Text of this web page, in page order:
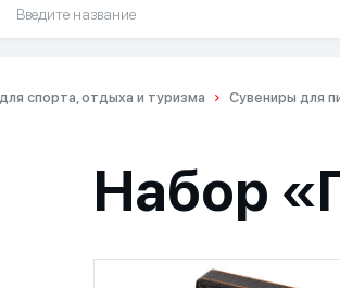
спорта, отдыха и туризма Сувениры для
Набор